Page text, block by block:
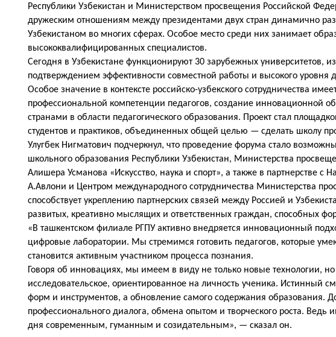
Республики Узбекистан и Министерством просвещения Российской
дружеским отношениям между президентами двух стран динамично
Узбекистаном во многих сферах. Особое место среди них занимает
высококвалифицированных специалистов.
Сегодня в Узбекистане функционируют 30 зарубежных университетов,
подтверждением эффективности совместной работы и высокого
Особое значение в контексте российско-узбекского сотрудничества
профессиональной компетенции педагогов, создание инновационной
странами в области педагогического образования. Проект стал
студентов и практиков, объединенных общей целью — сделать школу
Улугбек Нигматович подчеркнул, что проведение форума стало
школьного образования Республики Узбекистан, Министерства
Алишера Усманова «Искусство, наука и спорт», а также в партнерстве с
А.Авлони и Центром международного сотрудничества Министерства
способствует укреплению партнерских связей между Россией и
развитых, креативно мыслящих и ответственных граждан, способных
«В ташкентском филиале РГПУ активно внедряется инновационный
цифровые лаборатории. Мы стремимся готовить педагогов, которые
становится активным участником процесса познания.
Говоря об инновациях, мы имеем в виду не только новые технологии,
исследовательское, ориентированное на личность ученика. Истинный
форм и инструментов, а обновление самого содержания образования.
профессионального диалога, обмена опытом и творческого роста. Ведь
дня современным, гуманным и созидательным», — сказал он.